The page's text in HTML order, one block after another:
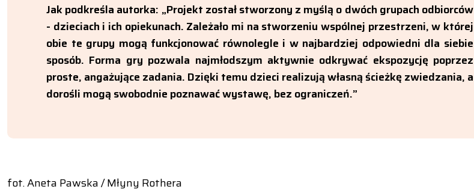
Jak podkreśla autorka: „Projekt został stworzony z myślą o dwóch grupach odbiorców
- dzieciach i ich opiekunach. Zależało mi na stworzeniu wspólnej przestrzeni, w której
obie te grupy mogą funkcjonować równolegle i w najbardziej odpowiedni dla siebie
sposób. Forma gry pozwala najmłodszym aktywnie odkrywać ekspozycję poprzez
proste, angażujące zadania. Dzięki temu dzieci realizują własną ścieżkę zwiedzania, a
dorośli mogą swobodnie poznawać wystawę, bez ograniczeń.”
fot. Aneta Pawska / Młyny Rothera